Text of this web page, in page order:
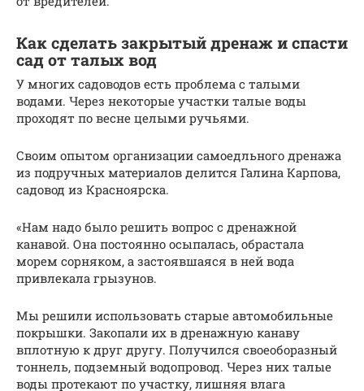
Как сделать закрытый дренаж и спасти
сад от талых вод
У многих садоводов есть проблема с талыми
водами. Через некоторые участки талые воды
проходят по весне целыми ручьями.
Своим опытом организации самоедльного дренажа
из подручных материалов делится Галина Карпова,
садовод из Красноярска.
«Нам надо было решить вопрос с дренажной
канавой. Она постоянно осыпалась, обрастала
морем сорняком, а застоявшаяся в ней вода
привлекала грызунов.
Мы решили использовать старые автомобильные
покрышки. Закопали их в дренажную канаву
вплотную к друг другу. Получился своеоборазный
тоннель, подземный водопровод. Через них талые
воды протекают по участку, лишняя влага